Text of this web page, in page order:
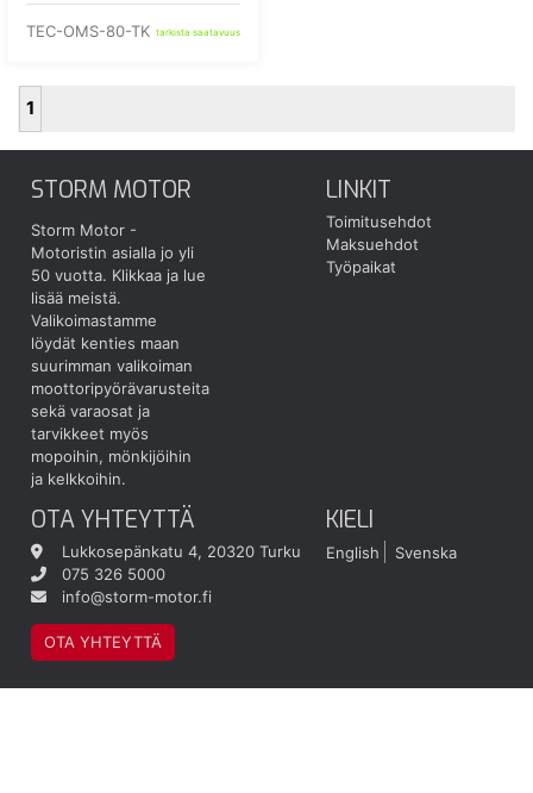
TEC-OMS-80-TK tarkista saatavuus
1
STORM MOTOR
Storm Motor -
Motoristin asialla jo yli
50 vuotta. Klikkaa ja lue
lisää meistä.
Valikoimastamme
löydät kenties maan
suurimman valikoiman
moottoripyörävarusteita
sekä varaosat ja
tarvikkeet myös
mopoihin, mönkijöihin
ja kelkkoihin.
LINKIT
Toimitusehdot
Maksuehdot
Työpaikat
OTA YHTEYTTÄ
Lukkosepänkatu 4, 20320 Turku
075 326 5000
info@storm-motor.fi
OTA YHTEYTTÄ
KIELI
English Svenska